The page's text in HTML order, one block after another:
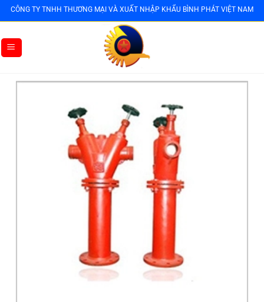
qua
nội
dung
CÔNG TY TNHH THƯƠNG MẠI VÀ XUẤT NHẬP KHẨU BÌNH PHÁT VIỆT NAM